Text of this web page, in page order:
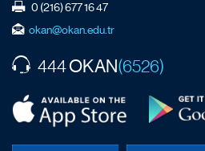
0 (216) 677 16 47
okan@okan.edu.tr
444OKAN(6526)